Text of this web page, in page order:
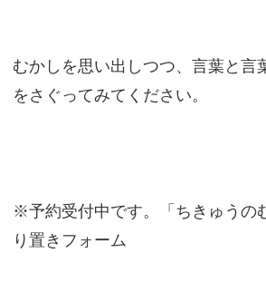
むかしを思い出しつつ、言葉と言
をさぐってみてください。
※予約受付中です。「ちきゅうの
り置きフォーム